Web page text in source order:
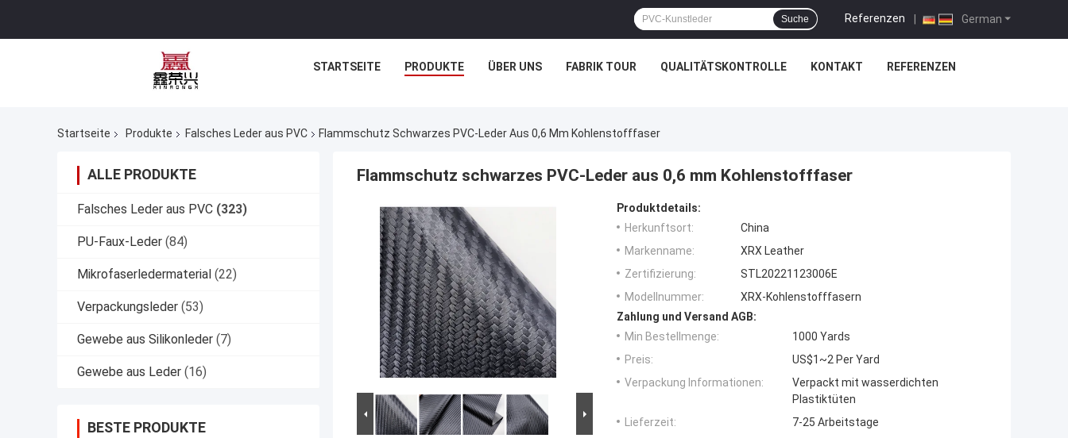
German
Referenzen |
Suche
STARTSEITE PRODUKTE ÜBER UNS FABRIK TOUR QUALITÄTSKONTROLLE KONTAKT REFERENZEN
Startseite Produkte Falsches Leder aus PVC Flammschutz Schwarzes PVC-Leder Aus 0,6 Mm Kohlenstofffaser
ALLE PRODUKTE
Falsches Leder aus PVC (323)
PU-Faux-Leder (84)
Mikrofaserledermaterial (22)
Verpackungsleder (53)
Gewebe aus Silikonleder (7)
Gewebe aus Leder (16)
BESTE PRODUKTE
Flammschutz schwarzes PVC-Leder aus 0,6 mm Kohlenstofffaser
Produktdetails:
Herkunftsort:
China
Markenname:
XRX Leather
Zertifizierung:
STL20221123006E
Modellnummer:
XRX-Kohlenstofffasern
Zahlung und Versand AGB:
Min Bestellmenge:
1000 Yards
Preis:
US$1~2 Per Yard
Verpackung Informationen:
Verpackt mit wasserdichten
Plastiktüten
Lieferzeit:
7-25 Arbeitstage